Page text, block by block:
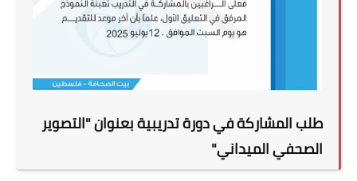
طلب المشاركة في دورة تدريبية بعنوان "التصوير
الصحفي الميداني"